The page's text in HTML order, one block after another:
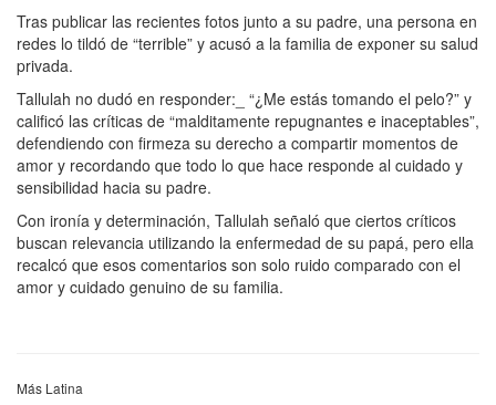
Tras publicar las recientes fotos junto a su padre, una persona en
redes lo tildó de “terrible” y acusó a la familia de exponer su salud
privada.
Tallulah no dudó en responder:_ “¿Me estás tomando el pelo?” y
calificó las críticas de “malditamente repugnantes e inaceptables”,
defendiendo con firmeza su derecho a compartir momentos de
amor y recordando que todo lo que hace responde al cuidado y
sensibilidad hacia su padre.
Con ironía y determinación, Tallulah señaló que ciertos críticos
buscan relevancia utilizando la enfermedad de su papá, pero ella
recalcó que esos comentarios son solo ruido comparado con el
amor y cuidado genuino de su familia.
Más Latina